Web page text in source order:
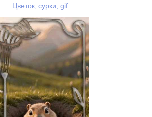
Цветок, сурки, gif